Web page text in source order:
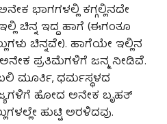
ಭಾಗಗಳಲ್ಲಿ ಕಗ್ಗಲ್ಲಿನದೇ
ಇಲ್ಲಿ ಚಿನ್ನ ಇದ್ದ ಹಾಗೆ (ಈಗಂತೂ
ಚಿನ್ನವೇ). ಹಾಗೆಯೇ ಇಲ್ಲಿನ
ಪ್ರತಿಮೆಗಳಿಗೆ ಜನ್ಮ ನೀಡಿವೆ.
ಮೂರ್ತಿ, ಧರ್ಮಸ್ಥಳದ
ಹೋದ ಅನೇಕ ಬೃಹತ್‌
ಹುಟ್ಟಿ ಅರಳಿದವು.